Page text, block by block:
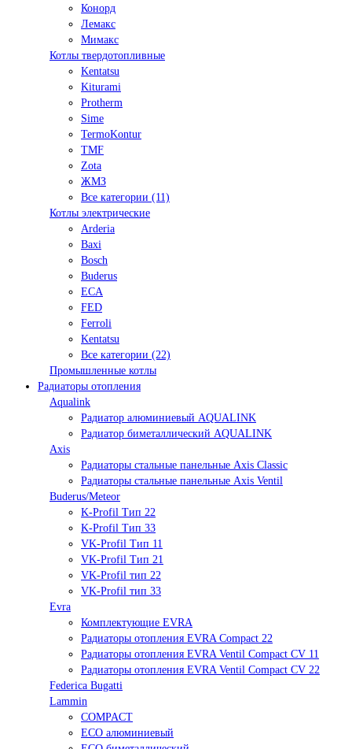
Конорд
Лемакс
Мимакс
Котлы твердотопливные
Kentatsu
Kiturami
Protherm
Sime
TermoKontur
TMF
Zota
ЖМЗ
Все категории (11)
Котлы электрические
Arderia
Baxi
Bosch
Buderus
ECA
FED
Ferroli
Kentatsu
Все категории (22)
Промышленные котлы
Радиаторы отопления
Aqualink
Радиатор алюминиевый AQUALINK
Радиатор биметаллический AQUALINK
Axis
Радиаторы стальные панельные Axis Classic
Радиаторы стальные панельные Axis Ventil
Buderus/Meteor
K-Profil Тип 22
K-Profil Тип 33
VK-Profil Тип 11
VK-Profil Тип 21
VK-Profil тип 22
VK-Profil тип 33
Evra
Комплектующие EVRA
Радиаторы отопления EVRA Compact 22
Радиаторы отопления EVRA Ventil Compact CV 11
Радиаторы отопления EVRA Ventil Compact CV 22
Federica Bugatti
Lammin
COMPACT
ECO алюминиевый